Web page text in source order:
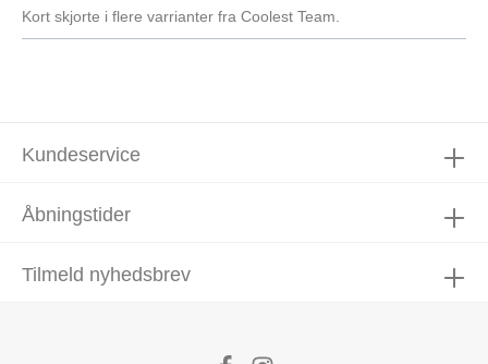
Kort skjorte i flere varrianter fra Coolest Team.
Tilmeld nyhedsbrev
Åbningstider
Kundeservice